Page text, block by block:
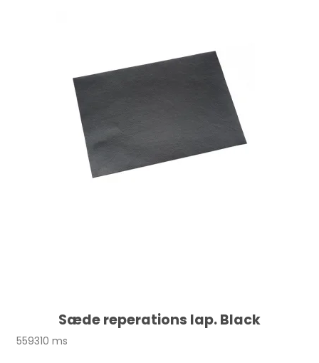
Sæde reperations lap. Black
559310 ms